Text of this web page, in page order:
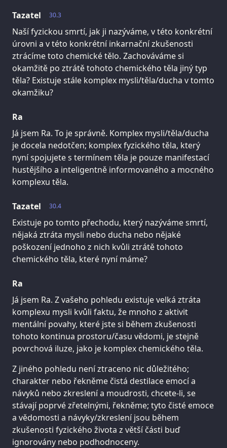
30.3
Tazatel
Naší fyzickou smrtí, jak ji nazýváme, v této konkrétní
úrovni a v této konkrétní inkarnační zkušenosti
ztrácíme toto chemické tělo. Zachováváme si
okamžitě po ztrátě tohoto chemického těla jiný typ
těla? Existuje stále komplex mysli/těla/ducha v tomto
okamžiku?
Ra
Já jsem Ra. To je správně. Komplex mysli/těla/ducha
je docela nedotčen; komplex fyzického těla, který
nyní spojujete s termínem těla je pouze manifestací
hustějšího a inteligentně informovaného a mocného
komplexu těla.
30.4
Tazatel
Existuje po tomto přechodu, který nazýváme smrtí,
nějaká ztráta mysli nebo ducha nebo nějaké
poškození jednoho z nich kvůli ztrátě tohoto
chemického těla, které nyní máme?
Ra
Já jsem Ra. Z vašeho pohledu existuje velká ztráta
komplexu mysli kvůli faktu, že mnoho z aktivit
mentální povahy, které jste si během zkušenosti
tohoto kontinua prostoru/času vědomi, je stejně
povrchová iluze, jako je komplex chemického těla.
Z jiného pohledu není ztraceno nic důležitého;
charakter nebo řekněme čistá destilace emocí a
návyků nebo zkreslení a moudrosti, chcete-li, se
stávají poprvé zřetelnými, řekněme; tyto čisté emoce
a vědomosti a návyky/zkreslení jsou během
zkušenosti fyzického života z větší části buď
ignorovány nebo podhodnoceny.